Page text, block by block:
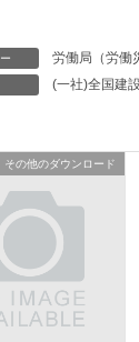
労働局（労働
(一社)全国建
その他のダウンロード